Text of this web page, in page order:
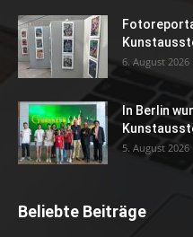
6. August 2026
In Berlin
5. August 2026
Beliebte Beiträge